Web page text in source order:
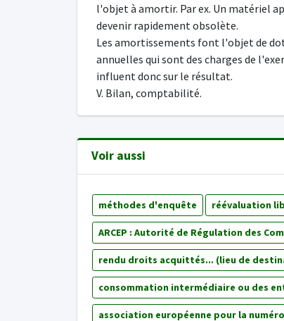
l'objet à amortir. Par ex. Un matériel
devenir rapidement obsolète.
Les amortissements font l'objet de
annuelles qui sont des charges de
influent donc sur le résultat.
V. Bilan, comptabilité.
Voir aussi
méthodes d'enquête réévaluation
ARCEP : Autorité de Régulation des
rendu droits acquittés... (lieu de
consommation intermédiaire ou des
association européenne pour la